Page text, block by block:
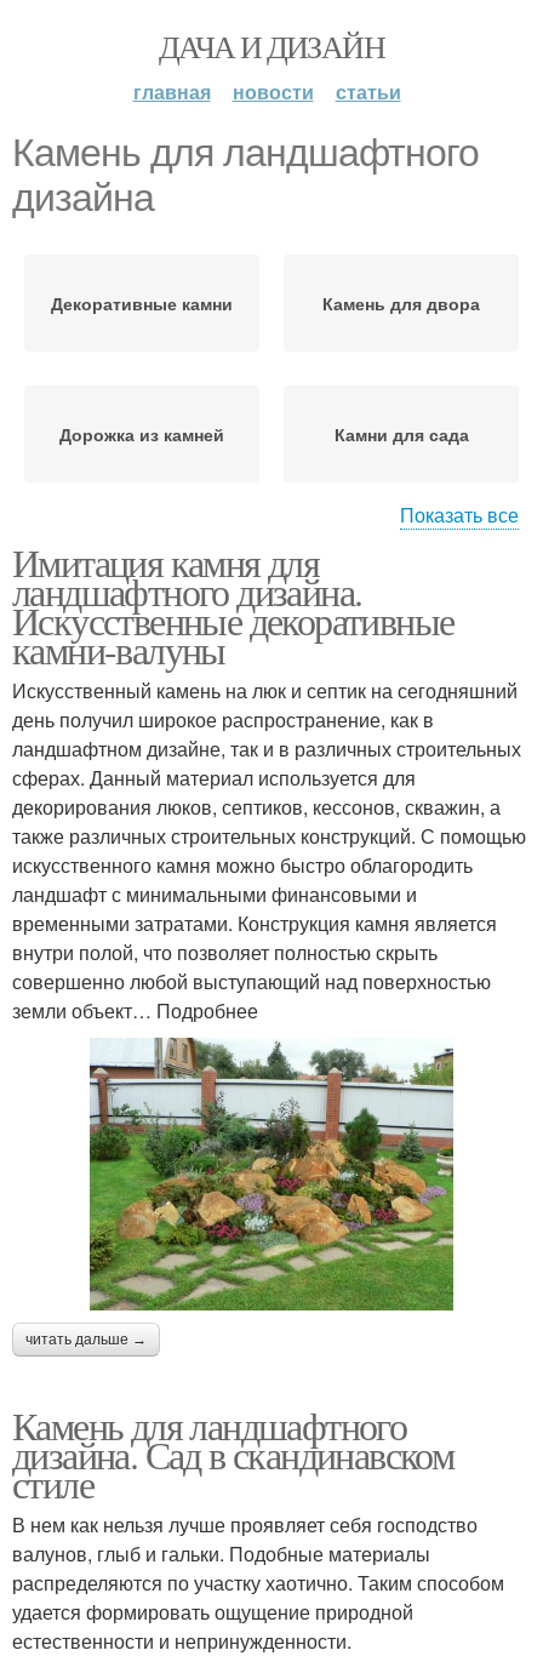
ДАЧА И ДИЗАЙН
главная новости статьи
Камень для ландшафтного
дизайна
Декоративные камни Камень для двора
Дорожка из камней Камни для сада
Камень в саду Ландшафтный дизайн
Дизайн из камней
Камни для
ландшафтного дизайна
Идеи с натуральным
камнем
Природный камень
Натуральный камень Природные камни
Камень в японском саду Камень для дорожек
Белый камень
Камень в ландшафтном
дизайне
Декоративный камень
Светящиеся камни Искусственный камень
Гальки в ландшафтном
дизайне
Лёгкий камень
Показать все
Имитация камня для
ландшафтного дизайна.
Искусственные декоративные
камни-валуны
Искусственный камень на люк и септик на сегодняшний
день получил широкое распространение, как в
ландшафтном дизайне, так и в различных строительных
сферах. Данный материал используется для
декорирования люков, септиков, кессонов, скважин, а
также различных строительных конструкций. С помощью
искусственного камня можно быстро облагородить
ландшафт с минимальными финансовыми и
временными затратами. Конструкция камня является
внутри полой, что позволяет полностью скрыть
совершенно любой выступающий над поверхностью
земли объект… Подробнее
читать дальше →
Камень для ландшафтного
дизайна. Сад в скандинавском
стиле
В нем как нельзя лучше проявляет себя господство
валунов, глыб и гальки. Подобные материалы
распределяются по участку хаотично. Таким способом
удается формировать ощущение природной
естественности и непринужденности.